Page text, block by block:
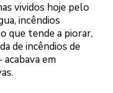
vividos hoje pelo
incêndios
que tende a piorar,
de incêndios de
acabava em